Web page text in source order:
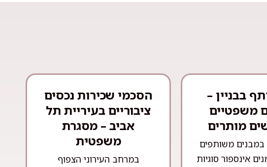
בבניין –
משפטיים
מותרים
במבנים משותפים
אינספור סוגיות
הסכמי שכירות נכסים
ציבוריים בעיריית תל
אביב – מסגרת
משפטית
במרחב העירוני הצפוף